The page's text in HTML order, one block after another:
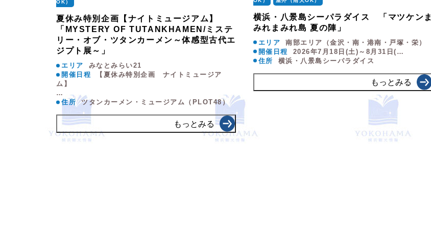
OK）
夏休み特別企画【ナイトミュージアム】
「MYSTERY OF TUTANKHAMEN/ミステ
リー・オブ・ツタンカーメン～体感型古代エ
ジプト展～」
エリア
みなとみらい21
開催日程
【夏休み特別企画 ナイトミュージア
ム】
…
住所
ツタンカーメン・ミュージアム（PLOT48）
もっとみる
横浜・八景島シーパラダイス 「マツケンま
みれまみれ島 夏の陣」
エリア
南部エリア（金沢・南・港南・戸塚・栄）
開催日程
2026年7月18日(土)～8月31日(…
住所
横浜・八景島シーパラダイス
もっとみる